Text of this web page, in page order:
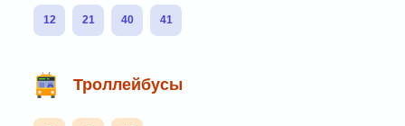
12 21 40 41
Троллейбусы